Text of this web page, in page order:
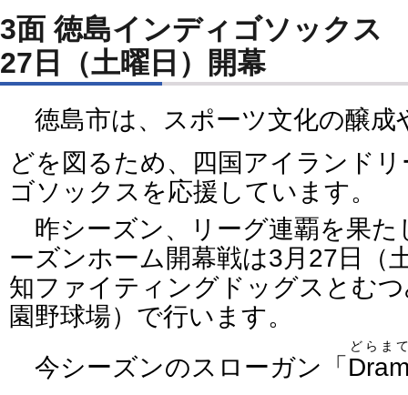
3面 徳島インディゴソックス
27日（土曜日）開幕
徳島市は、スポーツ文化の醸成
どを図るため、四国アイランドリ
ゴソックスを応援しています。
昨シーズン、リーグ連覇を果た
ーズンホーム開幕戦は3月27日（
知ファイティングドッグスとむ
園野球場）で行います。
今シーズンのスローガン「
どらま